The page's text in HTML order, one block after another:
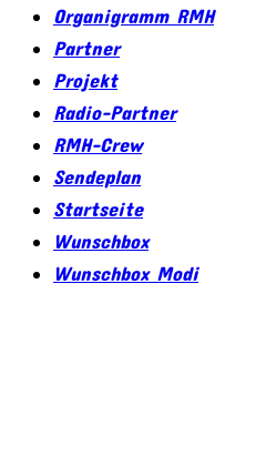
Organigramm RMH
Partner
Projekt
Radio-Partner
RMH-Crew
Sendeplan
Startseite
Wunschbox
Wunschbox Modi